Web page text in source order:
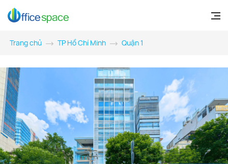
Trang chủ TP Hồ Chí Minh Quận 1